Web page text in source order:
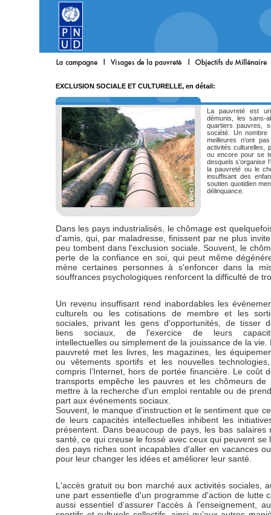
EXCLUSION SOCIALE ET CULTURELLE, en détail:
La pauvreté est
démunis, les sans-
quartiers pauvres,
société. Un
meilleures n'ont
activités culturelles,
ou encore pour se
desquels s’organise
la pauvreté ou le
insuffisant des
soutien quotidien
délinquance.
Dans les pays industrialisés, le chômage est
d'amis, qui, par maladresse, finissent par ne plus
peu tombent dans l'exclusion sociale. Souvent, le
perte de la confiance en soi, qui peut même
mène certaines personnes à s'enfoncer dans la
souffrances psychologiques renforcent la difficulté de
Un revenu insuffisant rend inabordables les
culturels ou les cotisations de membre et les
sociales, privant les gens d'opportunités, de tisser
liens sociaux, de l'exercice de leurs
intellectuelles ou simplement de la jouissance de la vie.
pauvreté met les livres, les magazines, les
ou vêtements sportifs et les nouvelles
compris l’Internet, hors de portée financière. Le coût
transports empêche les pauvres et les chômeurs de
mettre à la recherche d'un emploi rentable ou de
part aux événements sociaux.
Souvent, le manque d'instruction et le sentiment que
de leurs capacités intellectuelles inhibent les
présentent. Dans beaucoup de pays, les bas
santé, ce qui creuse le fossé avec ceux qui peuvent
des pays riches sont incapables d'aller en vacances
pour leur changer les idées et améliorer leur santé.
L'accès gratuit ou bon marché aux activités sociales,
une part essentielle d'un programme d'action de lutte
aussi essentiel d’assurer l'accès à l'enseignement,